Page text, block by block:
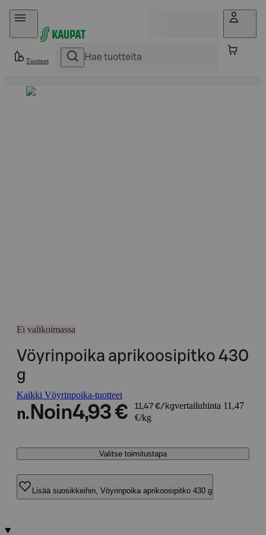
Hyppää sisältöön
Tuotteet
Ei valikoimassa
Vöyrinpoika aprikoosipitko 430
g
Kaikki Vöyrinpoika-tuotteet
n. Noin4,93 € 11,47 €/kgvertailuhinta 11,47
€/kg
Valitse toimitustapa
Lisää suosikkeihin, Vöyrinpoika aprikoosipitko 430 g